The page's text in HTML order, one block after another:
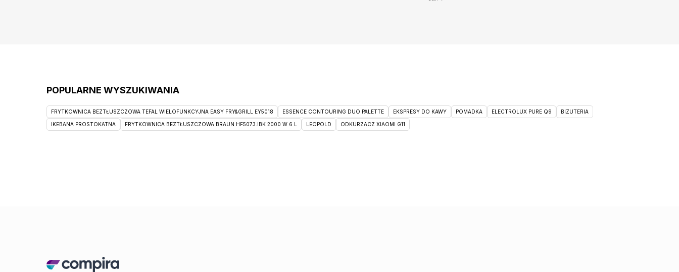
POPULARNE WYSZUKIWANIA
FRYTKOWNICA BEZTŁUSZCZOWA TEFAL WIELOFUNKCYJNA EASY FRY&GRILL EY5018 ESSENCE CONTOURING DUO PALETTE EKSPRESY DO KAWY POMADKA ELECTROLUX PURE Q9 BIZUTERIA
IKEBANA PROSTOKATNA FRYTKOWNICA BEZTŁUSZCZOWA BRAUN HF5073.IBK 2000 W 6 L LEOPOLD ODKURZACZ XIAOMI G11